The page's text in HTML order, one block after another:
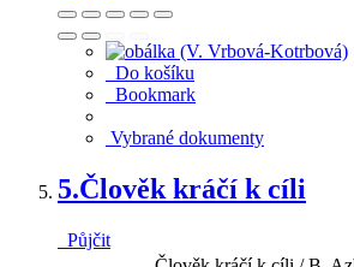
Do košíku
Bookmark
Vybrané dokumenty
5.Člověk kráčí k cíli
Půjčit